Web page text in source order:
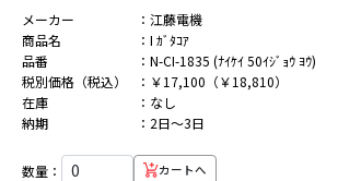
メーカー
江藤電機
商品名
I ｶﾞﾀｺｱ
品番
N-CI-1835 (ﾅｲｹｲ 50ｲｼﾞｮｳ ﾖｳ)
税別価格（税込）
￥17,100（￥18,810）
在庫
なし
納期
2日～3日
数量： カートへ